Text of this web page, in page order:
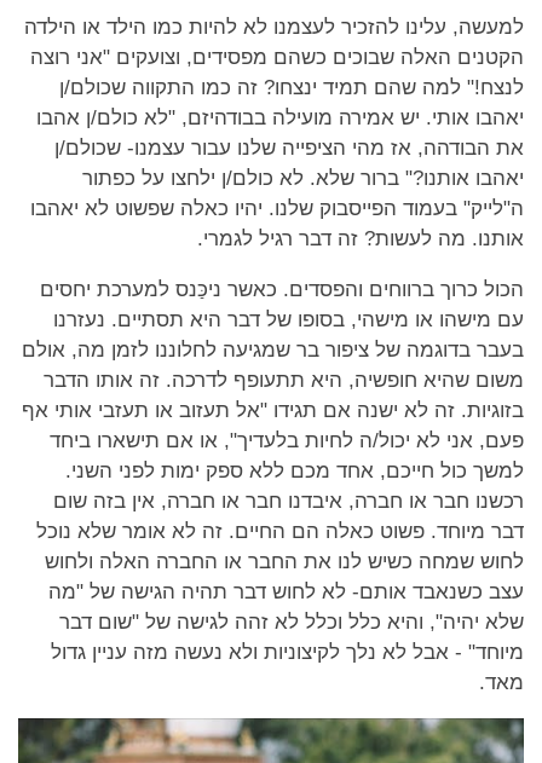
למעשה, עלינו להזכיר לעצמנו לא להיות כמו הילד או הילדה
הקטנים האלה שבוכים כשהם מפסידים, וצועקים "אני רוצה
לנצח!" למה שהם תמיד ינצחו? זה כמו התקווה שכולם/ן
יאהבו אותי. יש אמירה מועילה בבודהיזם, "לא כולם/ן אהבו
את הבודהה, אז מהי הציפייה שלנו עבור עצמנו- שכולם/ן
יאהבו אותנו?" ברור שלא. לא כולם/ן ילחצו על כפתור
ה"לייק" בעמוד הפייסבוק שלנו. יהיו כאלה שפשוט לא יאהבו
אותנו. מה לעשות? זה דבר רגיל לגמרי.
הכול כרוך ברווחים והפסדים. כאשר ניכַּנס למערכת יחסים
עם מישהו או מישהי, בסופו של דבר היא תסתיים. נעזרנו
בעבר בדוגמה של ציפור בר שמגיעה לחלוננו לזמן מה, אולם
משום שהיא חופשיה, היא תתעופף לדרכה. זה אותו הדבר
בזוגיות. זה לא ישנה אם תגידו "אל תעזוב או תעזבי אותי אף
פעם, אני לא יכול/ה לחיות בלעדיך", או אם תישארו ביחד
למשך כול חייכם, אחד מכם ללא ספק ימות לפני השני.
רכשנו חבר או חברה, איבדנו חבר או חברה, אין בזה שום
דבר מיוחד. פשוט כאלה הם החיים. זה לא אומר שלא נוכל
לחוש שמחה כשיש לנו את החבר או החברה האלה ולחוש
עצב כשנאבד אותם- לא לחוש דבר תהיה הגישה של "מה
שלא יהיה", והיא כלל וכלל לא זהה לגישה של "שום דבר
מיוחד" - אבל לא נלך לקיצוניות ולא נעשה מזה עניין גדול
מאד.